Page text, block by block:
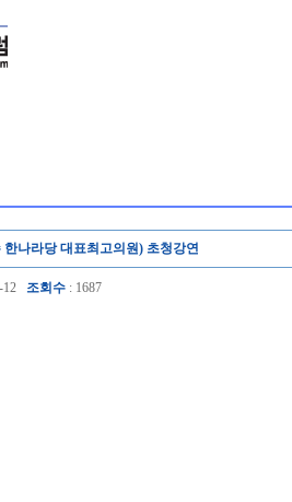
나라당 대표최고의원) 초청강연
12 조회수 : 1687